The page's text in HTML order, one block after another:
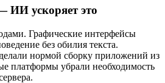
ИИ ускоряет это
Графические интерфейсы
без обилия текста.
нормой сборку приложений из
платформы убрали необходимость